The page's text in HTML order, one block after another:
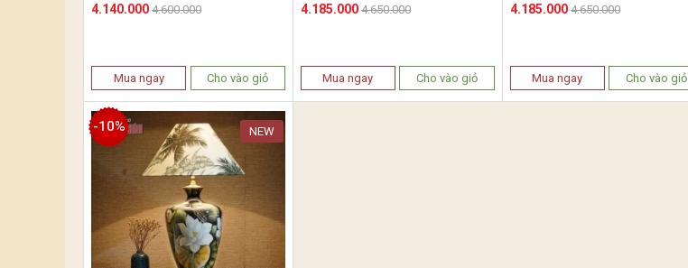
4.140.000 4.600.000
Mua ngay Cho vào giỏ
4.185.000 4.650.000
Mua ngay Cho vào giỏ
4.185.0004.650.000
Mua ngay Cho vào giỏ
-10% NEW